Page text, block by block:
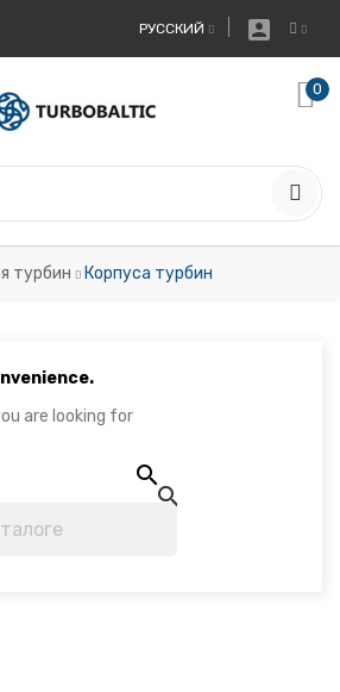
РУССКИЙ 
0
турбин Корпуса турбин
are looking for

